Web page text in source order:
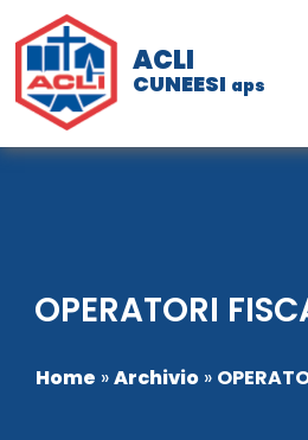
ACLI
CUNEESI aps
OPERATORI
Home »Archivio»